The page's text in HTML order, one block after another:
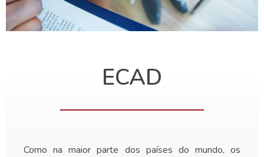
ECAD
Como na maior parte dos países do mundo, os